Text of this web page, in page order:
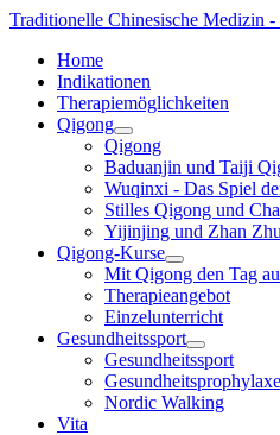
Traditionelle Chinesische Medizin
Home
Indikationen
Therapiemöglichkeiten
Qigong
Qigong
Baduanjin und Taiji
Wuqinxi - Das Spiel
Stilles Qigong und
Yijinjing und Zhan
Qigong-Kurse
Mit Qigong den Tag
Therapieangebot
Einzelunterricht
Gesundheitssport
Gesundheitssport
Nordic Walking
Vita